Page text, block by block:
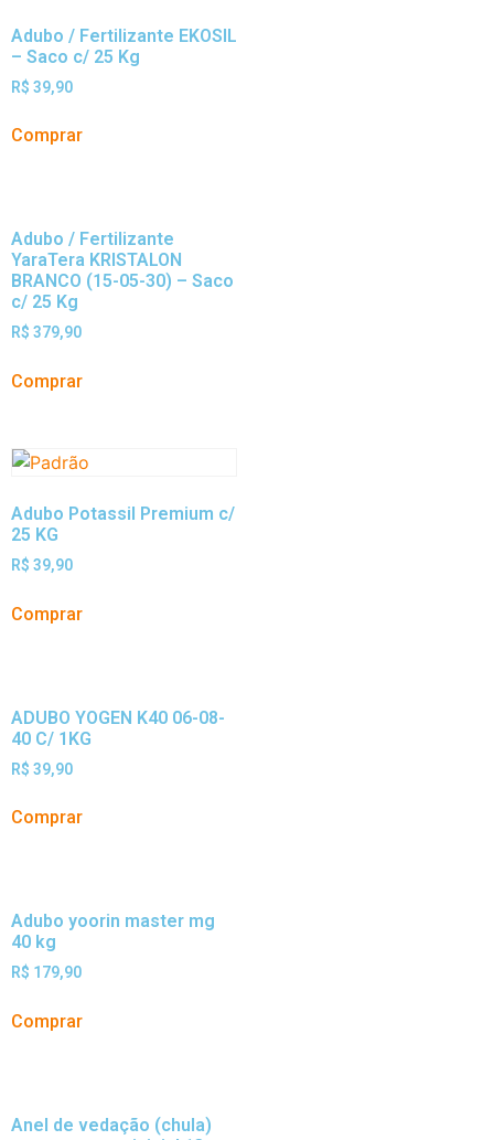
Adubo / Fertilizante EKOSIL
– Saco c/ 25 Kg
R$ 39,90
Comprar
Adubo / Fertilizante
YaraTera KRISTALON
BRANCO (15-05-30) – Saco
c/ 25 Kg
R$ 379,90
Comprar
Adubo Potassil Premium c/
25 KG
R$ 39,90
Comprar
ADUBO YOGEN K40 06-08-
40 C/ 1KG
R$ 39,90
Comprar
Adubo yoorin master mg
40 kg
R$ 179,90
Comprar
Anel de vedação (chula)